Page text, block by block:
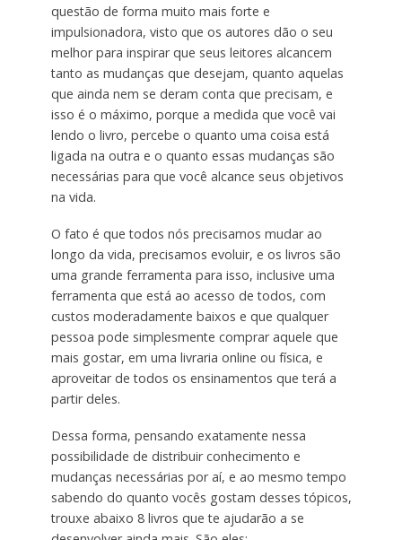
questão de forma muito mais forte e
impulsionadora, visto que os autores dão o seu
melhor para inspirar que seus leitores alcancem
tanto as mudanças que desejam, quanto aquelas
que ainda nem se deram conta que precisam, e
isso é o máximo, porque a medida que você vai
lendo o livro, percebe o quanto uma coisa está
ligada na outra e o quanto essas mudanças são
necessárias para que você alcance seus objetivos
na vida.
O fato é que todos nós precisamos mudar ao
longo da vida, precisamos evoluir, e os livros são
uma grande ferramenta para isso, inclusive uma
ferramenta que está ao acesso de todos, com
custos moderadamente baixos e que qualquer
pessoa pode simplesmente comprar aquele que
mais gostar, em uma livraria online ou física, e
aproveitar de todos os ensinamentos que terá a
partir deles.
Dessa forma, pensando exatamente nessa
possibilidade de distribuir conhecimento e
mudanças necessárias por aí, e ao mesmo tempo
sabendo do quanto vocês gostam desses tópicos,
trouxe abaixo 8 livros que te ajudarão a se